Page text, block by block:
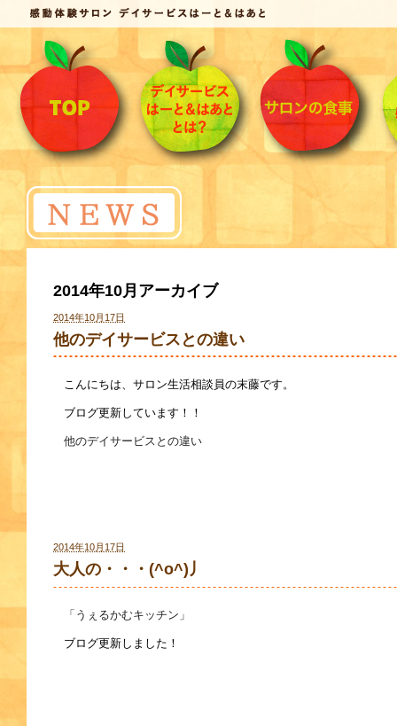
2014年10月アーカイブ
他のデイサービスとの違い
2014年10月17日
こんにちは、サロン生活相談員の末藤です。
ブログ更新しています！！
他のデイサービスとの違い
大人の・・・(^o^)丿
2014年10月17日
「うぇるかむキッチン」
ブログ更新しました！